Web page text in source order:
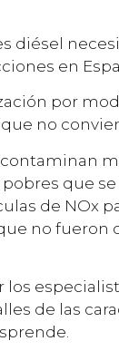
diésel
en
por
no
que
de NOx
no fueron
de las